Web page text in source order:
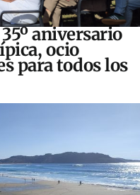
aniversario
ocio
para todos los